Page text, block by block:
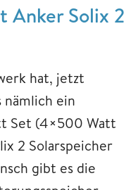
Anker Solix 2
hat, jetzt
nämlich ein
Set (4×500 Watt
2 Solarspeicher
gibt es die